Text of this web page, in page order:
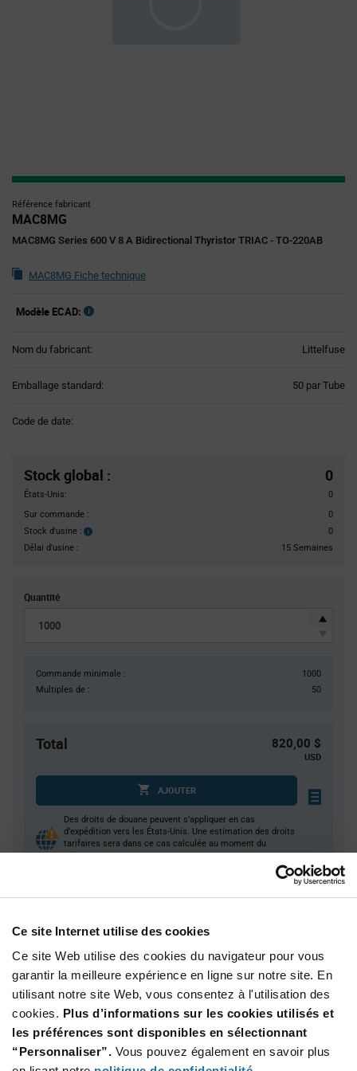
Ce site Internet utilise des cookies
Ce site Web utilise des cookies du navigateur pour vous
garantir la meilleure expérience en ligne sur notre site. En
utilisant notre site Web, vous consentez à l'utilisation des
cookies. Plus d’informations sur les cookies utilisés et
les préférences sont disponibles en sélectionnant
“Personnaliser”. Vous pouvez également en savoir plus
Référence fabricant
MAC8MG
MAC8MG Series 600 V 8 A Bidirectional Thyristor TRIAC - TO-220AB
MAC8MG Fiche technique
Modèle ECAD:
Nom du fabricant: Littelfuse
Emballage standard: 50 par Tube
Code de date:
Stock global : 0
États-Unis:
0
Sur commande :
0
Stock d'usine :
Stock
0
Délai d'usine :
15 Semaines
Quantité
Commande minimale :
1000
Multiples de :
50
Total 820,00 $
USD
AJOUTER
Des droits de douane peuvent s’appliquer en cas
d’expédition vers les États-Unis. Une estimation des droits
tarifaires sera dans ce cas calculée au moment du
paiement.
750
1 250
$0.81
2 500+
$0.785